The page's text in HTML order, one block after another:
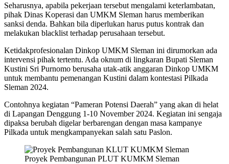
Seharusnya, apabila pekerjaan tersebut mengalami keterlambatan,
pihak Dinas Koperasi dan UMKM Sleman harus memberikan
sanksi denda. Bahkan bila diperlukan harus putus kontrak dan
melakukan blacklist terhadap perusahaan tersebut.
Ketidakprofesionalan Dinkop UMKM Sleman ini dirumorkan ada
intervensi pihak tertentu. Ada oknum di lingkaran Bupati Sleman
Kustini Sri Purnomo berusaha utak-atik anggaran Dinkop UMKM
untuk membantu pemenangan Kustini dalam kontestasi Pilkada
Sleman 2024.
Contohnya kegiatan “Pameran Potensi Daerah” yang akan di helat
di Lapangan Denggung 1-10 November 2024. Kegiatan ini sengaja
dipaksa berubah digelar berbarengan dengan masa kampanye
Pilkada untuk mengkampanyekan salah satu Paslon.
Proyek Pembangunan PLUT KUMKM Sleman